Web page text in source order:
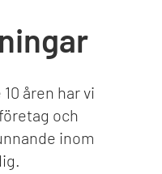
åren har vi
och
inom